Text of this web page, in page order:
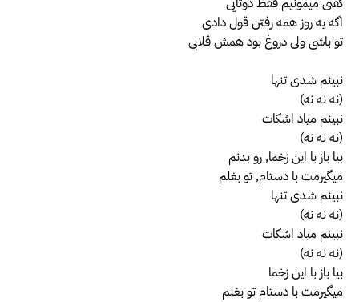
اگه یه روز همه رفتن قول دادی
تو باشی ولی دروغ بود همش قلابی
نبینم شدی تنها
(نه نه نه)
نبینم میاد اشکات
(نه نه نه)
بیا باز با این زخما, رو بدنم
میگیرمت با دستام, تو بغلم
نبینم شدی تنها
(نه نه نه)
نبینم میاد اشکات
(نه نه نه)
بیا باز با این زخما
میگیرمت با دستام تو بغلم